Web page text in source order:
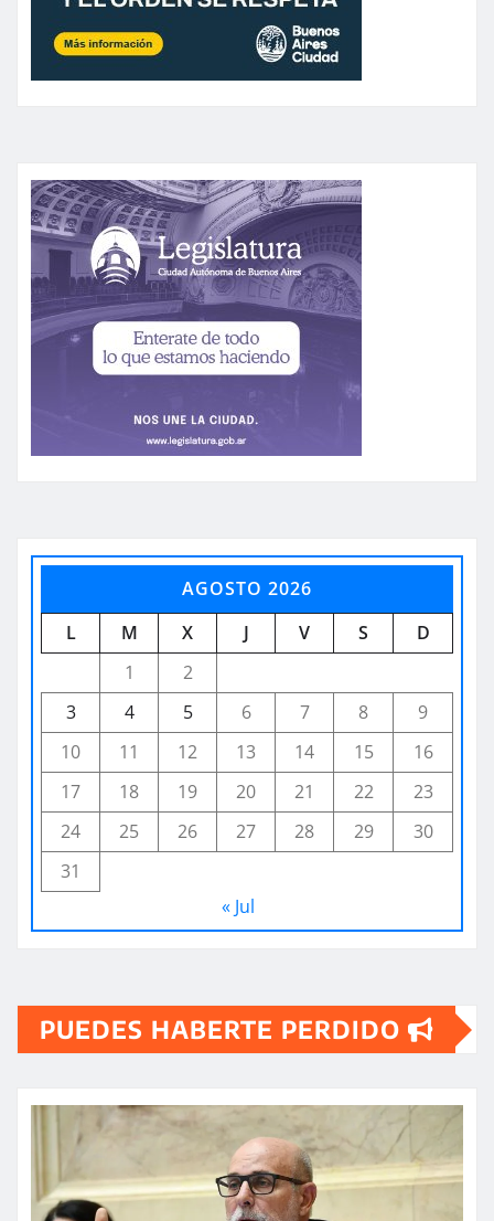
AGOSTO 2026
L
M X J V S
D
1
2
3
4 5 6 7 8
9
10
11 12 13 14 15
16
17
18 19 20 21 22
23
24
25 26 27 28 29
30
31
« Jul
PUEDES HABERTE PERDIDO